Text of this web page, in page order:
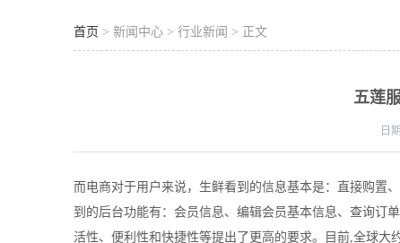
首页 > 新闻中心 > 行业新闻 > 正文
五莲
日
而电商对于用户来说，生鲜看到的信息基本是：直接购置
到的后台功能有：会员信息、编辑会员基本信息、查询订
活性、便利性和快捷性等提出了更高的要求。目前,全球